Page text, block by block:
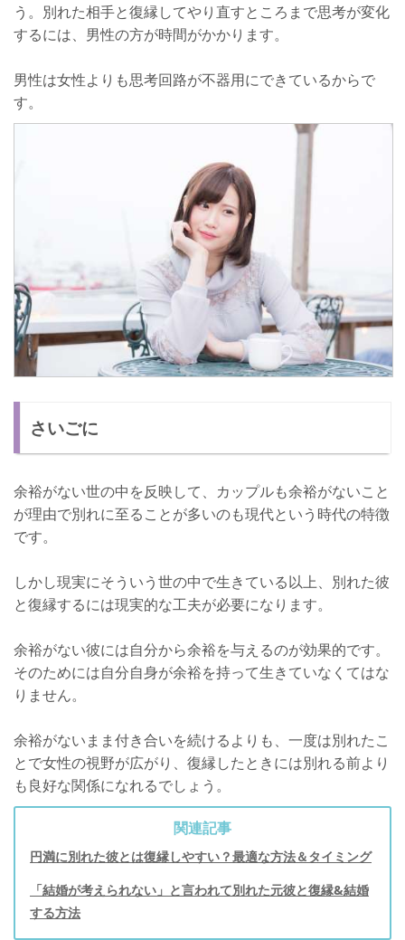
う。別れた相手と復縁してやり直すところまで思考が変化
するには、男性の方が時間がかかります。
男性は女性よりも思考回路が不器用にできているからで
す。
さいごに
余裕がない世の中を反映して、カップルも余裕がないこと
が理由で別れに至ることが多いのも現代という時代の特徴
です。
しかし現実にそういう世の中で生きている以上、別れた彼
と復縁するには現実的な工夫が必要になります。
余裕がない彼には自分から余裕を与えるのが効果的です。
そのためには自分自身が余裕を持って生きていなくてはな
りません。
余裕がないまま付き合いを続けるよりも、一度は別れたこ
とで女性の視野が広がり、復縁したときには別れる前より
も良好な関係になれるでしょう。
関連記事
円満に別れた彼とは復縁しやすい？最適な方法＆タイミング
「結婚が考えられない」と言われて別れた元彼と復縁&結婚
する方法